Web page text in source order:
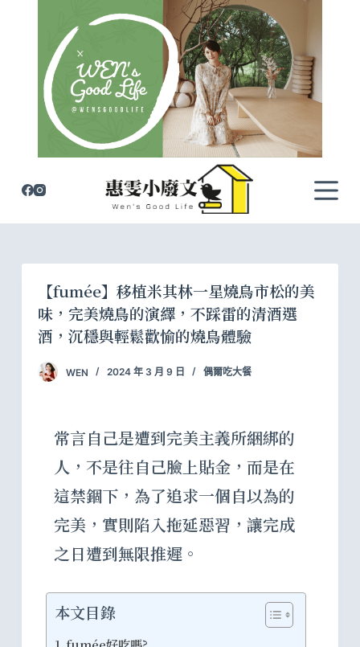
【fumée】移植米其林一星燒鳥市松的美
味，完美燒鳥的演繹，不踩雷的清酒選
酒，沉穩與輕鬆歡愉的燒鳥體驗
WEN 2024 年 3 月 9 日 偶爾吃大餐
常言自己是遭到完美主義所綑綁的
人，不是往自己臉上貼金，而是在
這禁錮下，為了追求一個自以為的
完美，實則陷入拖延惡習，讓完成
之日遭到無限推遲。
本文目錄